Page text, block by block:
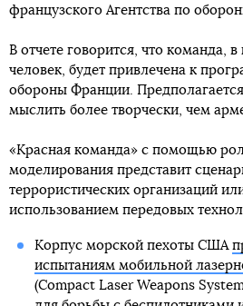
французского Агентства по
В отчете говорится, что команда,
человек, будет привлечена к
обороны Франции.
мыслить более творчески, чем
«Красная команда» с помощью
моделирования представит
террористических организаций
использованием передовых
Корпус морской пехоты США
испытаниям мобильной
(Compact Laser Weapons